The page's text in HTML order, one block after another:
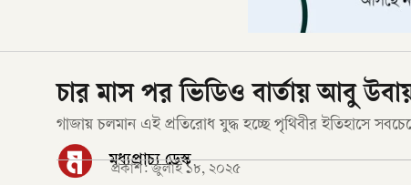
চার মাস পর ভিডিও বার্তায় আবু
গাজায় চলমান এই প্রতিরোধ যুদ্ধ হচ্ছে পৃথিবীর ইতিহাসে
মধ্যপ্রাচ্য ডেস্ক
প্রকাশ: জুলাই ১৮, ২০২৫